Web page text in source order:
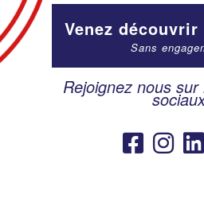
Venez
Sans
Rejoignez nous